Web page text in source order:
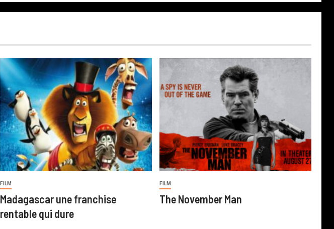
FILM
Madagascar une franchise
rentable qui dure
FILM
The November Man